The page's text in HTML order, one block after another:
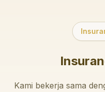
Kami bekerja sama